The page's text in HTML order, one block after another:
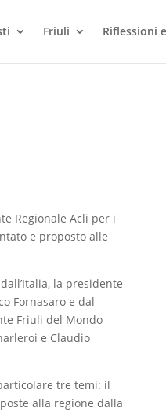
Friuli Riflessioni
Regionale Acli per i
e proposto alle
la presidente
Fornasaro e dal
Friuli del Mondo
e Claudio
tre temi: il
alla regione dalla